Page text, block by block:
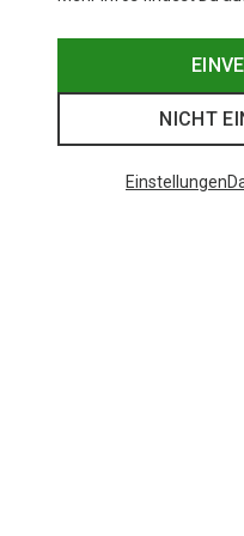
NICHT
Einstellungen